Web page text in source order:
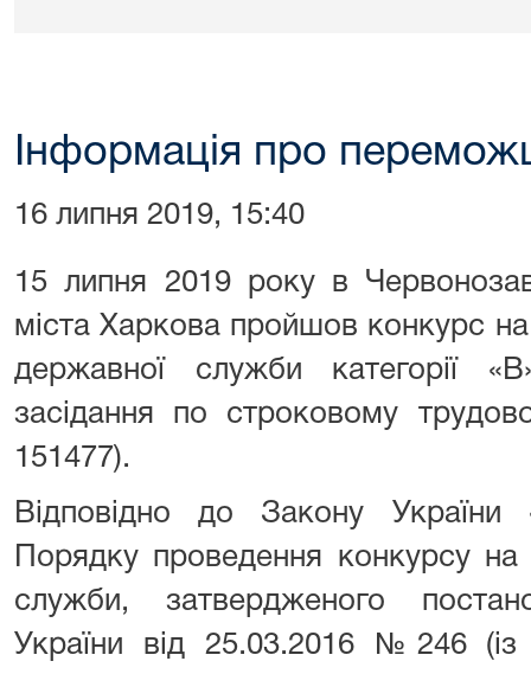
Інформація про
16 липня 2019, 15:40
15 липня 2019 року в
міста Харкова пройшов конкурс на
державної служби категорії
засідання по строковому
151477).
Відповідно до Закону
Порядку проведення конкурсу
служби, затвердженого
України від 25.03.2016 №246